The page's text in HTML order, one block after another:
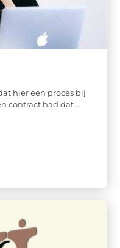
hier een proces bij
contract had dat ...